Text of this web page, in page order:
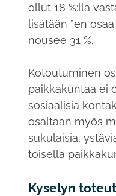
ollut 18 %:lla
lisätään ”en
nousee 31 %.
Kotoutuminen
paikkakuntaa ei
sosiaalisia
osaltaan myös
sukulaisia,
toisella
Kyselyn